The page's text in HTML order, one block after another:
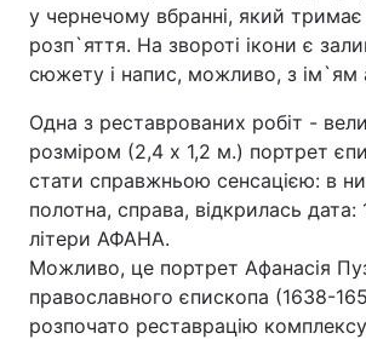
у чернечому вбранні, який
розп`яття. На звороті ікони є
сюжету і напис, можливо, з ім`ям
Одна з реставрованих робіт -
розміром (2,4 х 1,2 м.) портрет
стати справжньою сенсацією: в
полотна, справа, відкрилась дата:
літери АФАНА.
Можливо, це портрет Афанасія
православного єпископа (1638-
розпочато реставрацію